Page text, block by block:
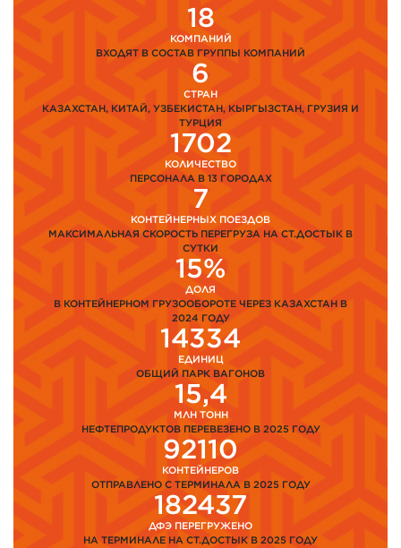
18
КОМПАНИЙ
ВХОДЯТ В СОСТАВ ГРУППЫ КОМПАНИЙ
6
СТРАН
КАЗАХСТАН, КИТАЙ, УЗБЕКИСТАН, КЫРГЫЗСТАН, ГРУЗИЯ И
ТУРЦИЯ
1702
КОЛИЧЕСТВО
ПЕРСОНАЛА В 13 ГОРОДАХ
7
КОНТЕЙНЕРНЫХ ПОЕЗДОВ
МАКСИМАЛЬНАЯ СКОРОСТЬ ПЕРЕГРУЗА НА СТ.ДОСТЫК В
СУТКИ
15%
ДОЛЯ
В КОНТЕЙНЕРНОМ ГРУЗООБОРОТЕ ЧЕРЕЗ КАЗАХСТАН В
2024 ГОДУ
14334
ЕДИНИЦ
ОБЩИЙ ПАРК ВАГОНОВ
15,4
МЛН ТОНН
НЕФТЕПРОДУКТОВ ПЕРЕВЕЗЕНО В 2025 ГОДУ
92110
КОНТЕЙНЕРОВ
ОТПРАВЛЕНО С ТЕРМИНАЛА В 2025 ГОДУ
182437
ДФЭ ПЕРЕГРУЖЕНО
НА ТЕРМИНАЛЕ НА СТ.ДОСТЫК В 2025 ГОДУ